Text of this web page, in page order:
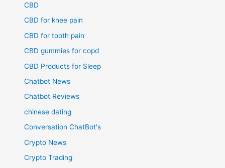
CBD
CBD for knee pain
CBD for tooth pain
CBD gummies for copd
CBD Products for Sleep
Chatbot News
Chatbot Reviews
chinese dating
Conversation ChatBot's
Crypto News
Crypto Trading